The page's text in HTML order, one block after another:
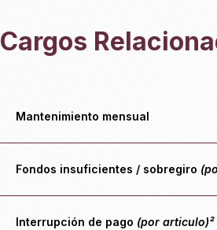
Cargos
Mantenimiento mensual
Fondos insuficientes / sobregiro
Interrupción de pago (por articulo)²